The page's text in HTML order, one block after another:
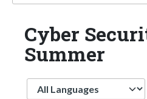
Cyber
Summer
Language